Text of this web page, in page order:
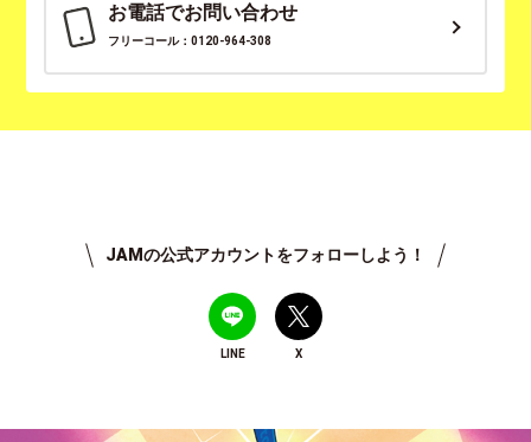
お電話でお問い合わせ
フリーコール：0120-964-308
JAMの公式アカウントをフォローしよう！
LINE X